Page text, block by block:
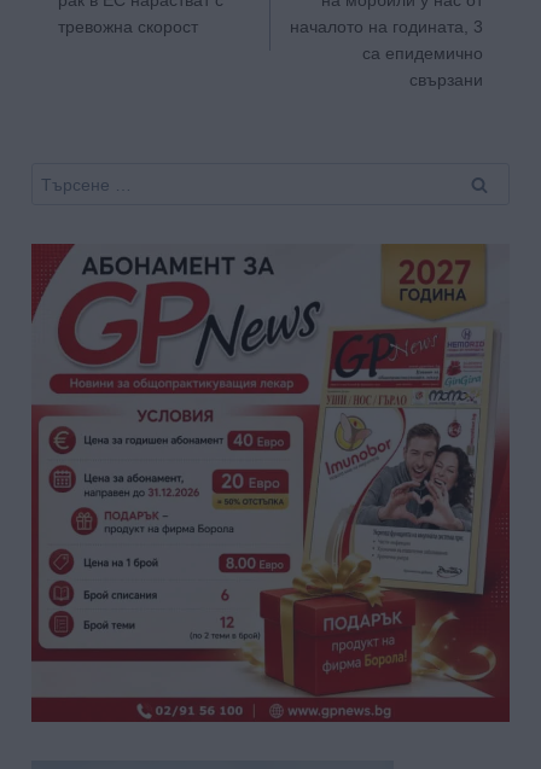
тревожна скорост
началото на годината, 3
са епидемично
свързани
Търсене